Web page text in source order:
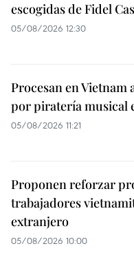
escogidas de Fidel
05/08/2026 12:30
Procesan en Vietnam
por piratería musical
05/08/2026 11:21
Proponen reforzar
trabajadores
extranjero
05/08/2026 10:00